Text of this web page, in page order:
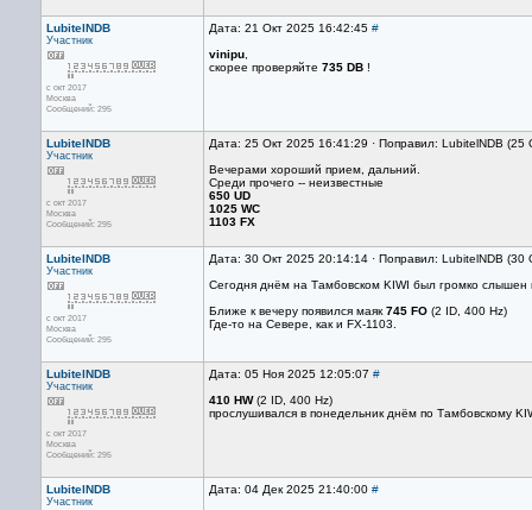
LubitelNDB
Участник
с окт 2017
Москва
Сообщений: 295
Дата: 21 Окт 2025 16:42:45 #
vinipu
скорее проверяйте 735 DB !
LubitelNDB
Участник
с окт 2017
Москва
Сообщений: 295
Дата: 25 Окт 2025 16:41:29 · Поправил: LubitelNDB
Вечерами хороший прием, дальний.
Среди прочего -- неизвестные
650 UD
1025 WC
1103 FX
LubitelNDB
Участник
с окт 2017
Москва
Сообщений: 295
Дата: 30 Окт 2025 20:14:14 · Поправил: LubitelNDB
Сегодня днём на Тамбовском KIWI был громко слышен
Ближе к вечеру появился маяк 745 FO (2 ID, 400 Hz)
Где-то на Севере, как и FX-1103.
LubitelNDB
Участник
с окт 2017
Москва
Сообщений: 295
Дата: 05 Ноя 2025 12:05:07 #
410 HW(2 ID, 400 Hz)
прослушивался в понедельник днём по Тамбовскому
LubitelNDB
Участник
Дата: 04 Дек 2025 21:40:00 #